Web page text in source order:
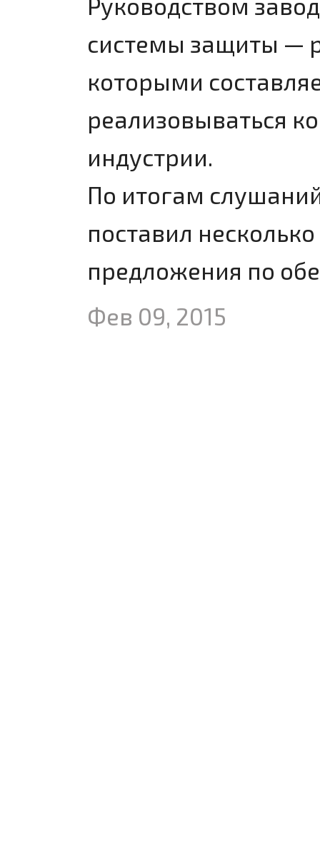
Руководством
системы защиты —
которыми
реализовываться
индустрии.
По итогам
поставил
предложения по
Фев 09, 2015